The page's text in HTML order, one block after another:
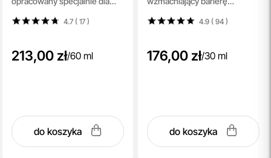
podrażnioną skórą 60 ml
4.7 ( 17)
213,00 zł/60 ml
do koszyka
kwasami omega-3 i
4.9 ( 94)
176,00 zł/30 ml
do koszyka